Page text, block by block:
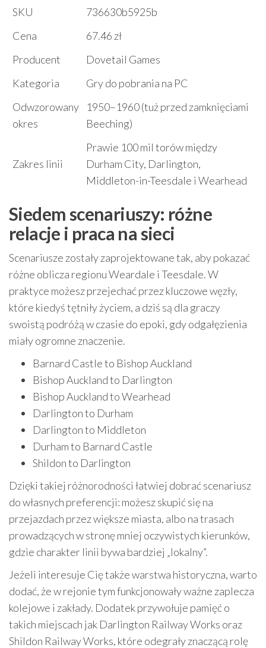
SKU
736630b5925b
Cena
67.46 zł
Producent
Dovetail Games
Kategoria
Gry do pobrania na PC
Odwzorowany
okres
1950–1960 (tuż przed zamknięciami
Beeching)
Zakres linii
Prawie 100 mil torów między
Durham City, Darlington,
Middleton-in-Teesdale i Wearhead
Siedem scenariuszy: różne
relacje i praca na sieci
Scenariusze zostały zaprojektowane tak, aby pokazać
różne oblicza regionu Weardale i Teesdale. W
praktyce możesz przejechać przez kluczowe węzły,
które kiedyś tętniły życiem, a dziś są dla graczy
swoistą podróżą w czasie do epoki, gdy odgałęzienia
miały ogromne znaczenie.
Barnard Castle to Bishop Auckland
Bishop Auckland to Darlington
Bishop Auckland to Wearhead
Darlington to Durham
Darlington to Middleton
Durham to Barnard Castle
Shildon to Darlington
Dzięki takiej różnorodności łatwiej dobrać scenariusz
do własnych preferencji: możesz skupić się na
przejazdach przez większe miasta, albo na trasach
prowadzących w stronę mniej oczywistych kierunków,
gdzie charakter linii bywa bardziej „lokalny”.
Jeżeli interesuje Cię także warstwa historyczna, warto
dodać, że w rejonie tym funkcjonowały ważne zaplecza
kolejowe i zakłady. Dodatek przywołuje pamięć o
takich miejscach jak Darlington Railway Works oraz
Shildon Railway Works, które odegrały znaczącą rolę